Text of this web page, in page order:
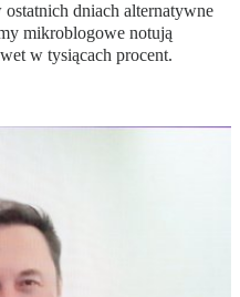
dniach alternatywne
mikroblogowe notują
w tysiącach procent.